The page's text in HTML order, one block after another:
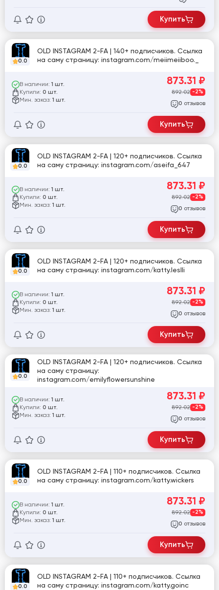
Купить
0.0
OLD INSTAGRAM 2-FA | 140+ подписчиков. Ссылка
на саму страницу: instagram.com/meiimeiiboo._
В наличии: 1 шт.
Купили: 0 шт.
Мин. заказ: 1 шт.
873.31 ₽
892.02 -2%
0 отзывов
Купить
0.0
OLD INSTAGRAM 2-FA | 120+ подписчиков. Ссылка
на саму страницу: instagram.com/aseifa_647
В наличии: 1 шт.
Купили: 0 шт.
Мин. заказ: 1 шт.
873.31 ₽
892.02 -2%
0 отзывов
Купить
0.0
OLD INSTAGRAM 2-FA | 120+ подписчиков. Ссылка
на саму страницу: instagram.com/katty.leslli
В наличии: 1 шт.
Купили: 0 шт.
Мин. заказ: 1 шт.
873.31 ₽
892.02 -2%
0 отзывов
Купить
0.0
OLD INSTAGRAM 2-FA | 120+ подписчиков. Ссылка
на саму страницу:
instagram.com/emilyflowersunshine
В наличии: 1 шт.
Купили: 0 шт.
Мин. заказ: 1 шт.
873.31 ₽
892.02 -2%
0 отзывов
Купить
0.0
OLD INSTAGRAM 2-FA | 110+ подписчиков. Ссылка
на саму страницу: instagram.com/katty.wickers
В наличии: 1 шт.
Купили: 0 шт.
Мин. заказ: 1 шт.
873.31 ₽
892.02 -2%
0 отзывов
Купить
0.0
OLD INSTAGRAM 2-FA | 110+ подписчиков. Ссылка
на саму страницу: instagram.com/katty.goinc